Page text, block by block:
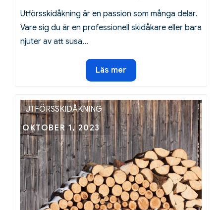
Utförsskidåkning är en passion som många delar.
Vare sig du är en professionell skidåkare eller bara
njuter av att susa…
Rätt
jacka
barnet
som
tycker
om
utförsskidåkning
Läs mer
UTFÖRSSKIDÅKNING
Posted
on
OKTOBER 1, 2023